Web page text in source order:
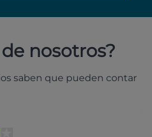
nosotros?
saben que pueden contar